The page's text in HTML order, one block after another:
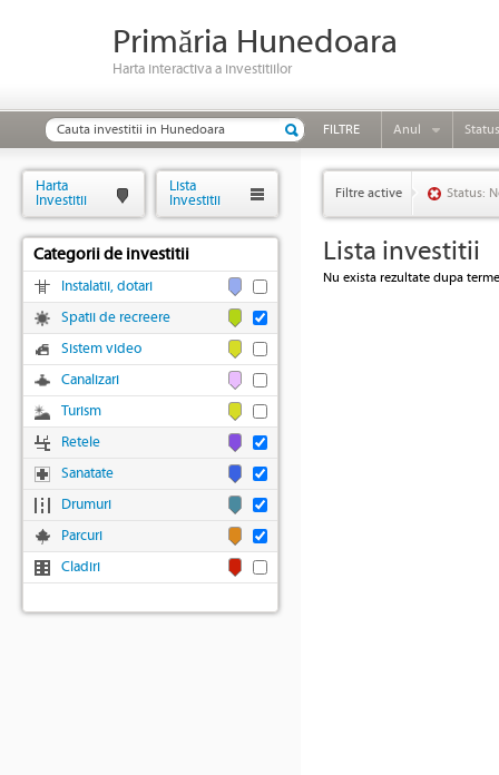
Primăria Hunedoara
Harta interactiva a investitiilor
FILTRE Anul Status
Filtre active Status:
Lista investitii
Nu exista rezultate dupa
Harta
Investitii
Lista
Investitii
Categorii de investitii
Instalatii, dotari
Spatii de recreere
Sistem video
Canalizari
Turism
Retele
Sanatate
Drumuri
Parcuri
Cladiri